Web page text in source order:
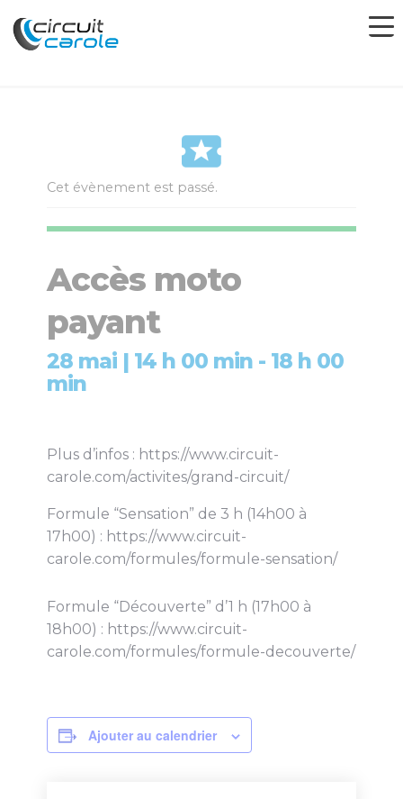
Cet évènement est passé.
Accès moto
payant
28 mai | 14 h 00 min - 18 h 00
min
Plus d’infos : https://www.circuit-
carole.com/activites/grand-circuit/
Formule “Sensation” de 3 h (14h00 à
17h00) : https://www.circuit-
carole.com/formules/formule-sensation/
Formule “Découverte” d’1 h (17h00 à
18h00) : https://www.circuit-
carole.com/formules/formule-decouverte/
Ajouter au calendrier